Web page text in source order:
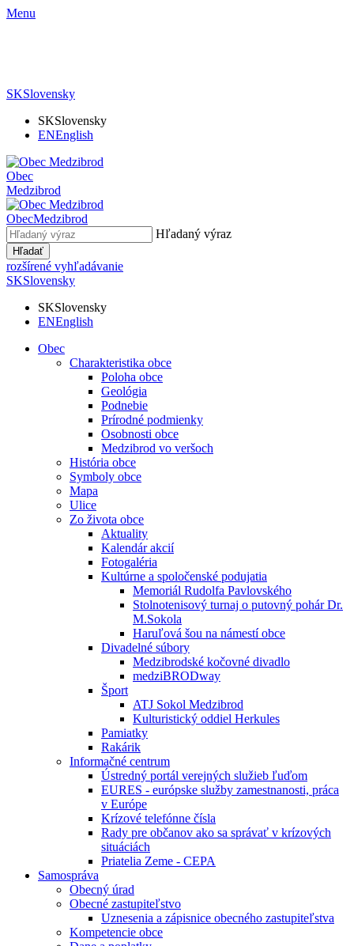
Menu
SKSlovensky
SKSlovensky
ENEnglish
Obec
Medzibrod
ObecMedzibrod
Hľadaný výraz
Hľadať
rozšírené vyhľadávanie
SKSlovensky
SKSlovensky
ENEnglish
Obec
Charakteristika obce
Poloha obce
Geológia
Podnebie
Prírodné podmienky
Osobnosti obce
Medzibrod vo veršoch
História obce
Symboly obce
Mapa
Ulice
Zo života obce
Aktuality
Kalendár akcií
Fotogaléria
Kultúrne a spoločenské podujatia
Memoriál Rudolfa Pavlovského
Stolnotenisový turnaj o putovný pohár Dr.
M.Sokola
Haruľová šou na námestí obce
Divadelné súbory
Medzibrodské kočovné divadlo
medziBRODway
Šport
ATJ Sokol Medzibrod
Kulturistický oddiel Herkules
Pamiatky
Rakárik
Informačné centrum
Ústredný portál verejných služieb ľuďom
EURES - európske služby zamestnanosti, práca
v Európe
Krízové telefónne čísla
Rady pre občanov ako sa správať v krízových
situáciách
Priatelia Zeme - CEPA
Samospráva
Obecný úrad
Obecné zastupiteľstvo
Uznesenia a zápisnice obecného zastupiteľstva
Kompetencie obce